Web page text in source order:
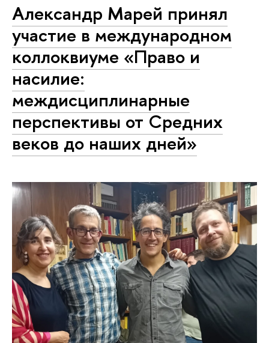
Александр Марей принял
участие в международном
коллоквиуме «Право и
насилие:
междисциплинарные
перспективы от Средних
веков до наших дней»